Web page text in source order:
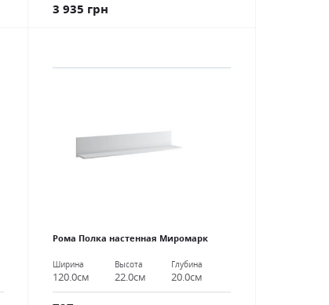
3 935 грн
Рома Полка настенная Миромарк
Ширина
120.0см
Высота
22.0см
Глубина
20.0см